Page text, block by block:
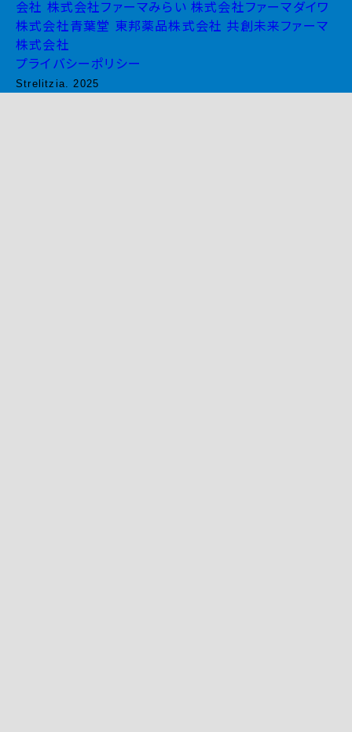
会社 株式会社ファーマみらい 株式会社ファーマダイワ
株式会社青葉堂 東邦薬品株式会社 共創未来ファーマ
株式会社
プライバシーポリシー
Strelitzia. 2025